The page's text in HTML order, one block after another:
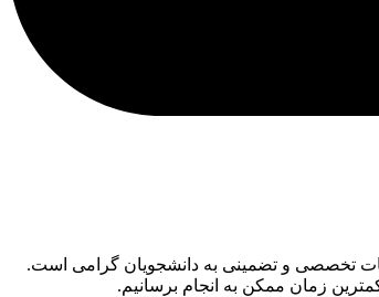
تخصصی و تضمینی به دانشجویان گرامی است.
زمان ممکن به انجام برسانیم.